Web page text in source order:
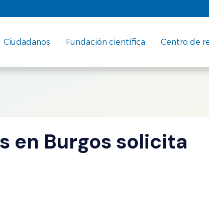
Ciudadanos Fundación científica Centro de
en Burgos solicita